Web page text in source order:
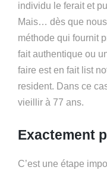
individu le ferait et
Mais… dès que
méthode qui fournit
fait authentique ou
faire est en fait list
resident. Dans ce
vieillir à 77 ans.
Exactement
C’est une étape